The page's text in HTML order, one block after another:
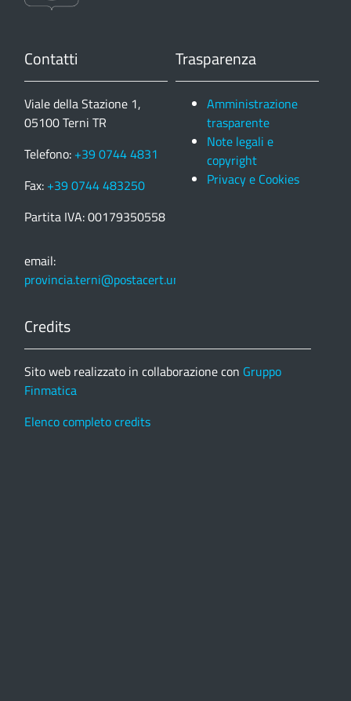
Contatti
Viale della Stazione 1,
05100 Terni TR
Telefono: +39 0744 4831
Fax: +39 0744 483250
Partita IVA: 00179350558
email:
provincia.terni@postacert.umbria.it
Trasparenza
Amministrazione
trasparente
Note legali e
copyright
Privacy e Cookies
Credits
Sito web realizzato in collaborazione con Gruppo
Finmatica
Elenco completo credits